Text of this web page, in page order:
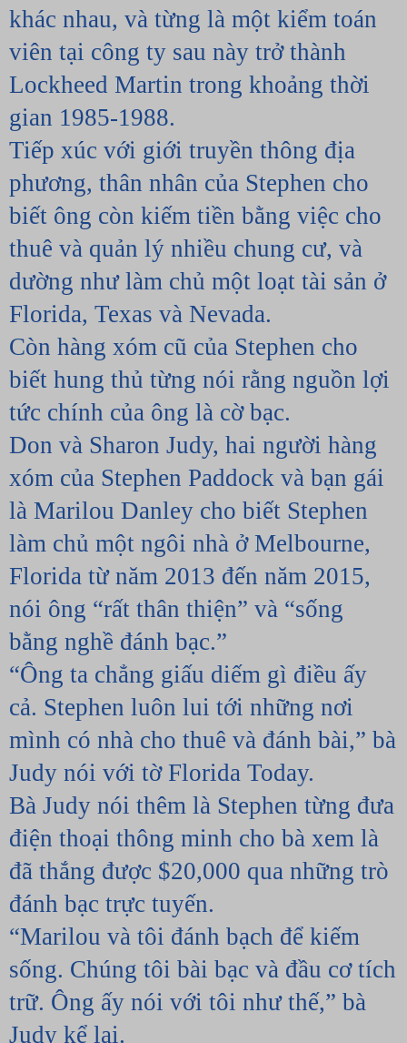
khác nhau, và từng là một kiểm toán
viên tại công ty sau này trở thành
Lockheed Martin trong khoảng thời
gian 1985-1988.
Tiếp xúc với giới truyền thông địa
phương, thân nhân của Stephen cho
biết ông còn kiếm tiền bằng việc cho
thuê và quản lý nhiều chung cư, và
dường như làm chủ một loạt tài sản ở
Florida, Texas và Nevada.
Còn hàng xóm cũ của Stephen cho
biết hung thủ từng nói rằng nguồn lợi
tức chính của ông là cờ bạc.
Don và Sharon Judy, hai người hàng
xóm của Stephen Paddock và bạn gái
là Marilou Danley cho biết Stephen
làm chủ một ngôi nhà ở Melbourne,
Florida từ năm 2013 đến năm 2015,
nói ông “rất thân thiện” và “sống
bằng nghề đánh bạc.”
“Ông ta chẳng giấu diếm gì điều ấy
cả. Stephen luôn lui tới những nơi
mình có nhà cho thuê và đánh bài,” bà
Judy nói với tờ Florida Today.
Bà Judy nói thêm là Stephen từng đưa
điện thoại thông minh cho bà xem là
đã thắng được $20,000 qua những trò
đánh bạc trực tuyến.
“Marilou và tôi đánh bạch để kiếm
sống. Chúng tôi bài bạc và đầu cơ tích
trữ. Ông ấy nói với tôi như thế,” bà
Judy kể lại.